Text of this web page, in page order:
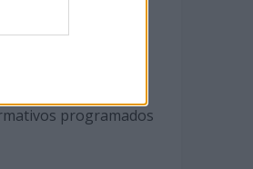
2003, de 4 de abril,
por Ley
programados